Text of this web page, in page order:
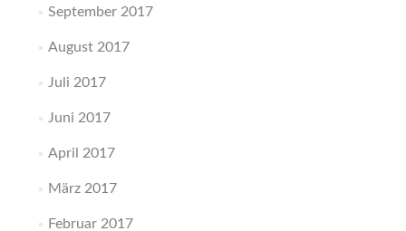
September 2017
August 2017
Juli 2017
Juni 2017
April 2017
März 2017
Februar 2017